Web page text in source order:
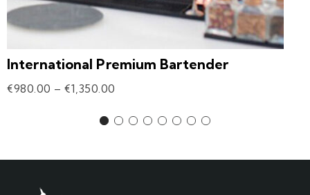
International Premium Bartender
€980.00 – €1,350.00